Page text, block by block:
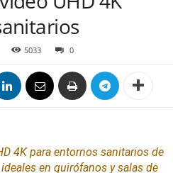
5033 0
4Kpara entornos sanitarios de
en quirófanos y salas de